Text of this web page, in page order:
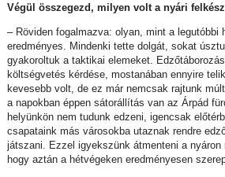
Végül összegezd, milyen volt a nyári
– Röviden fogalmazva: olyan, mint a legutóbbi
eredményes. Mindenki tette dolgát, sokat
gyakoroltuk a taktikai elemeket.
költségvetés kérdése, mostanában ennyire
kevesebb volt, de ez már nemcsak rajtunk
a napokban éppen sátorállítás van az Árpád
helyünkön nem tudunk edzeni, igencsak
csapataink más városokba utaznak rendre
játszani. Ezzel igyekszünk átmenteni a nyáron
hogy aztán a hétvégeken eredményesen